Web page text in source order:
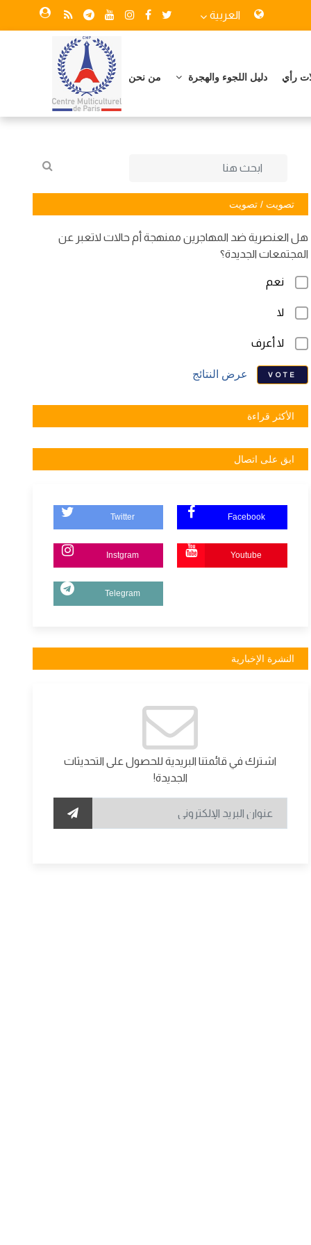
العربية
رأي دليل اللجوء والهجرة من نحن
تصويت / تصويت
هل العنصرية ضد المهاجرين ممنهجة أم حالات لاتعبر عن
المجتمعات الجديدة؟
نعم
لا
لا أعرف
VOTE عرض النتائج
الأكثر قراءة
ابق على اتصال
Twitter Facebook
Instgram Youtube
Telegram
النشرة الإخبارية
اشترك في قائمتنا البريدية للحصول على التحديثات
الجديدة!